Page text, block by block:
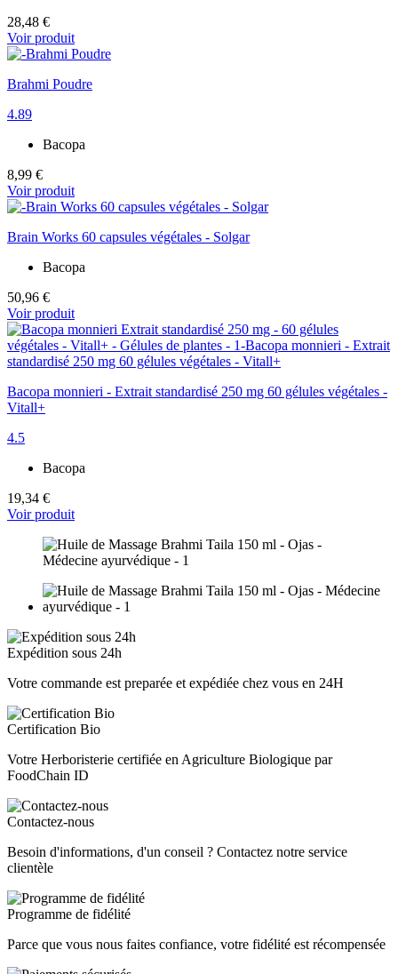
28,48 €
Voir produit
Brahmi Poudre
4.89
Bacopa
8,99 €
Voir produit
Brain Works 60 capsules végétales - Solgar
Bacopa
50,96 €
Voir produit
Bacopa monnieri - Extrait standardisé 250 mg 60 gélules végétales -
Vitall+
4.5
Bacopa
19,34 €
Voir produit
Expédition sous 24h
Votre commande est preparée et expédiée chez vous en 24H
Certification Bio
Votre Herboristerie certifiée en Agriculture Biologique par
FoodChain ID
Contactez-nous
Besoin d'informations, d'un conseil ? Contactez notre service
clientèle
Programme de fidélité
Parce que vous nous faites confiance, votre fidélité est récompensée